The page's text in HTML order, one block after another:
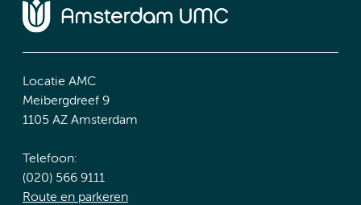
Locatie AMC
Meibergdreef 9
1105 AZ Amsterdam
Telefoon:
(020) 566 9111
Route en parkeren